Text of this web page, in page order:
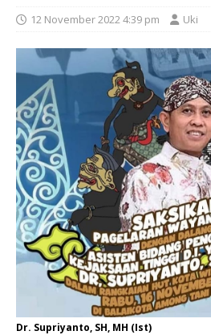
12 November 2022 4:39 pm Uki
Dr. Supriyanto, SH, MH (Ist)